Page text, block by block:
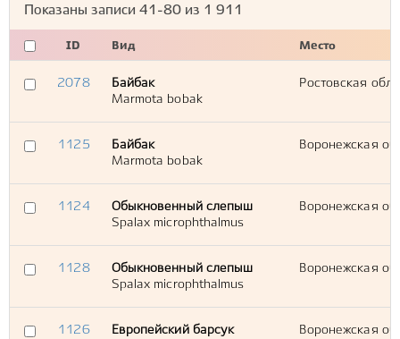
Показаны записи 41-80 из 1 911
ID Вид Место
2078
Байбак
Marmota bobak
Ростовская
1125
Байбак
Marmota bobak
Воронежская
1124
Обыкновенный слепыш
Spalax microphthalmus
Воронежская
1128
Обыкновенный слепыш
Spalax microphthalmus
Воронежская
1126
Европейский барсук
Воронежская